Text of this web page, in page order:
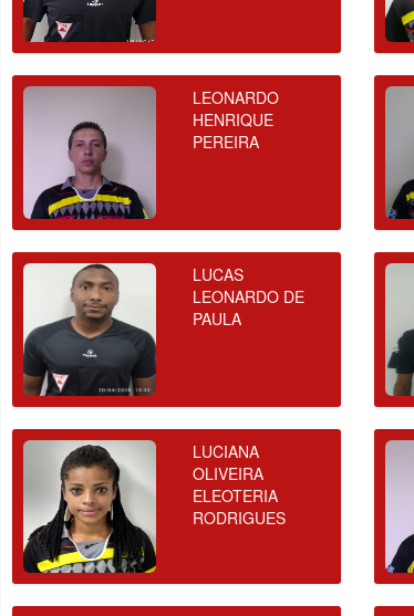
LEONARDO
HENRIQUE
PEREIRA
LUCAS
LEONARDO DE
PAULA
LUCIANA
OLIVEIRA
ELEOTERIA
RODRIGUES